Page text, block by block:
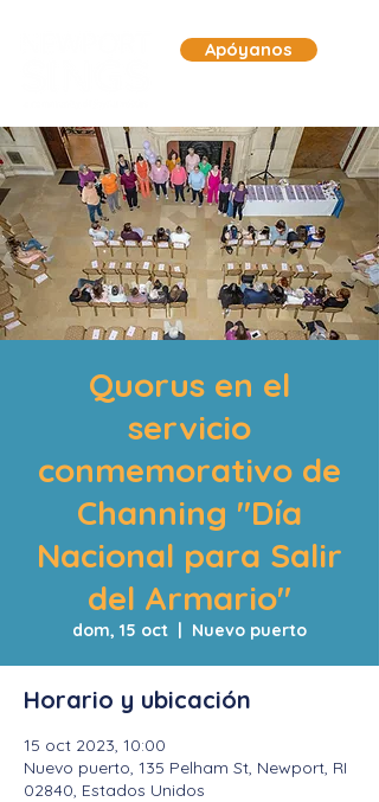
Apóyanos
Quorus en el
servicio
conmemorativo de
Channing "Día
Nacional para Salir
del Armario"
dom, 15 oct
  |
Nuevo puerto
Horario y ubicación
15 oct 2023, 10:00
Nuevo puerto, 135 Pelham St, Newport, RI
02840, Estados Unidos